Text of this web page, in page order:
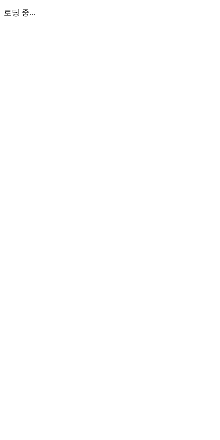
로딩 중...